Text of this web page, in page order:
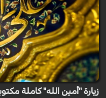
زيارة "أمين الله" كاملة